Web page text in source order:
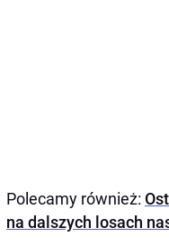
Polecamy również:
na dalszych losach